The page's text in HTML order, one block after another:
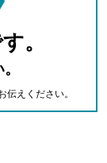
。
えください。